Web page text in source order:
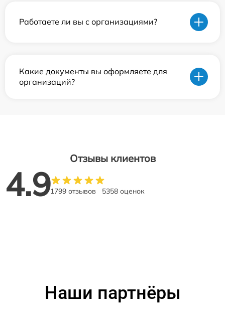
Работаете ли вы с организациями?
Какие документы вы оформляете для
организаций?
Отзывы клиентов
4.91799 отзывов 5358 оценок
Наши партнёры